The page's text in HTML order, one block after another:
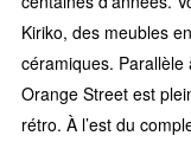
Kiriko, des meubles
céramiques.
Orange Street est
rétro. À l’est du